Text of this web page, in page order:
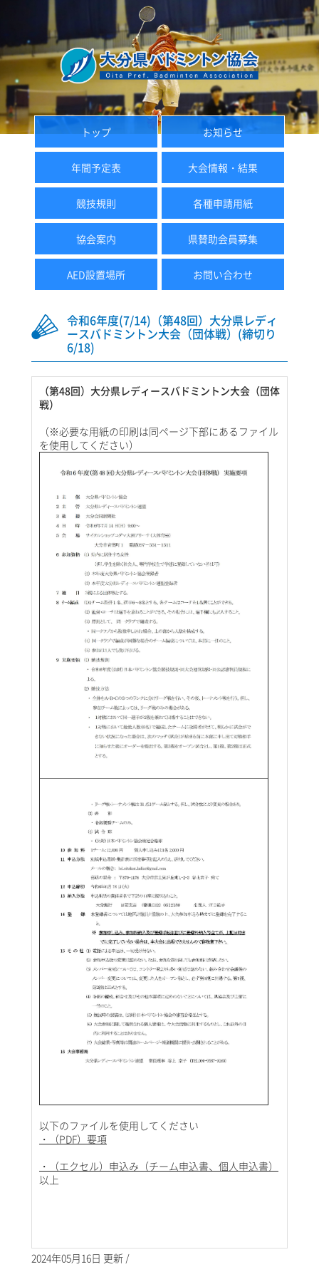
トップ お知らせ
年間予定表 大会情報・結果
競技規則 各種申請用紙
協会案内 県賛助会員募集
AED設置場所 お問い合わせ
令和6年度(7/14)（第48回）大分県レディ
ースバドミントン大会（団体戦）(締切り
6/18)
（第48回）大分県レディースバドミントン大会（団体
戦）
（※必要な用紙の印刷は同ページ下部にあるファイル
を使用してください）
以下のファイルを使用してください
・（PDF）要項
・（エクセル）申込み（チーム申込書、個人申込書）
以上
2024年05月16日 更新 /